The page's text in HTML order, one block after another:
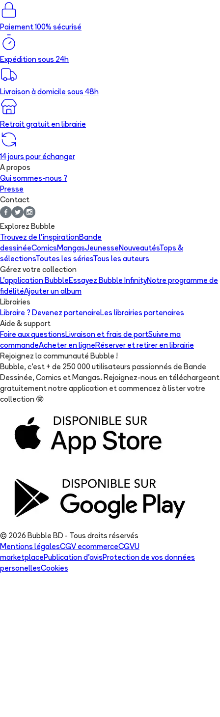
Paiement 100% sécurisé
Expédition sous 24h
Livraison à domicile sous 48h
Retrait gratuit en librairie
14 jours pour échanger
A propos
Qui sommes-nous ?
Presse
Contact
Explorez Bubble
Trouvez de l'inspirationBande
dessinéeComicsMangasJeunesseNouveautésTops &
sélectionsToutes les sériesTous les auteurs
Gérez votre collection
L'application BubbleEssayez Bubble InfinityNotre programme de
fidélitéAjouter un album
Librairies
Libraire ? Devenez partenaireLes librairies partenaires
Aide & support
Foire aux questionsLivraison et frais de portSuivre ma
commandeAcheter en ligneRéserver et retirer en librairie
Rejoignez la communauté Bubble !
Bubble, c'est + de 250 000 utilisateurs passionnés de Bande
Dessinée, Comics et Mangas. Rejoignez-nous en téléchargeant
gratuitement notre application et commencez à lister votre
collection 🤓
© 2026 Bubble BD - Tous droits réservés
Mentions légalesCGV ecommerceCGVU
marketplacePublication d'avisProtection de vos données
personellesCookies